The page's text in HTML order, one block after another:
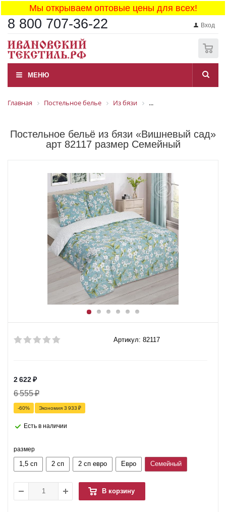
Мы открываем оптовые цены для всех!
8 800 707-36-22 Вход
МЕНЮ
Главная Постельное белье Из бязи ...
Постельное бельё из бязи «Вишневый сад»
арт 82117 размер Семейный
Артикул: 82117
2 622₽
6 555₽
-60% Экономия 3 933 ₽
Есть в наличии
размер
1,5 сп 2 сп 2 сп евро Евро Семейный
В корзину